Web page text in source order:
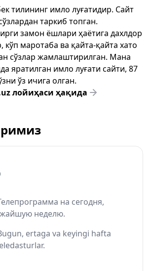
тилининг имло луғатидир. Сайт
таркиб топган.
замон ёшлари ҳаётига дахлдор
маротаба ва қайта-қайта хато
сўзлар жамлаштирилган. Мана
яратилган имло луғати сайти, 87
ўз ичига олган.
лойиҳаси ҳақида
на сегодня,
неделю.
ertaga va keyingi hafta